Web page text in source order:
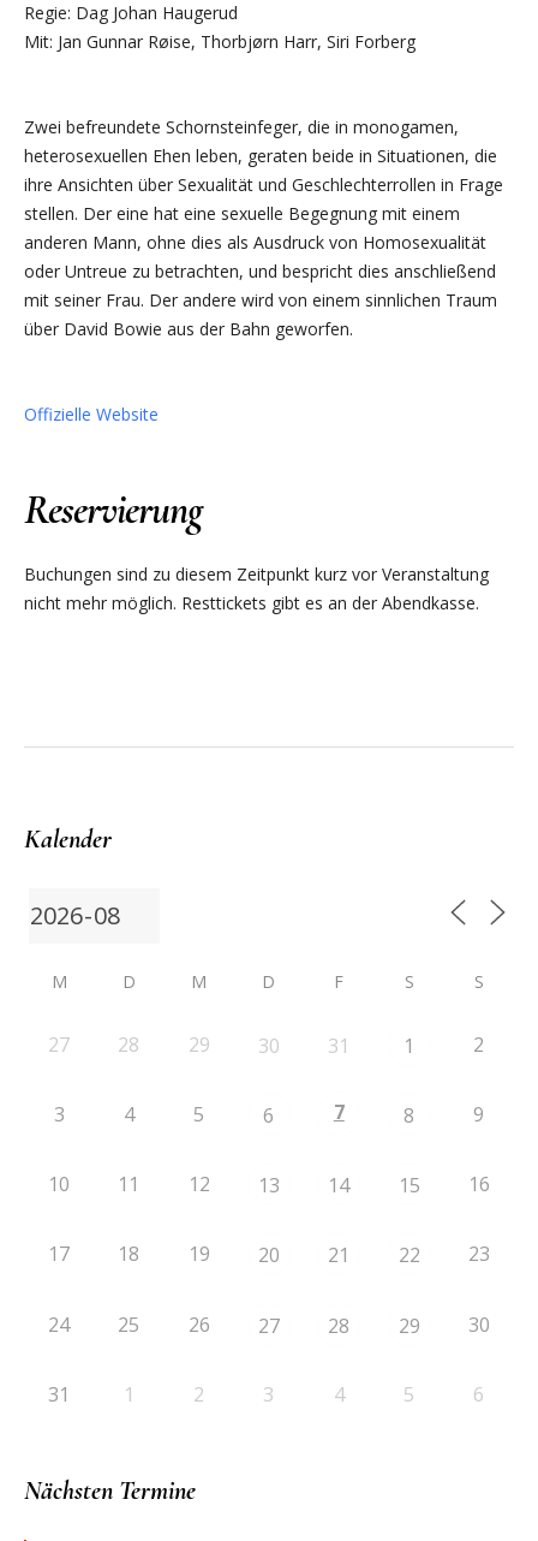
Regie: Dag Johan Haugerud
Mit: Jan Gunnar Røise, Thorbjørn Harr, Siri Forberg
Zwei befreundete Schornsteinfeger, die in monogamen,
heterosexuellen Ehen leben, geraten beide in Situationen, die
ihre Ansichten über Sexualität und Geschlechterrollen in Frage
stellen. Der eine hat eine sexuelle Begegnung mit einem
anderen Mann, ohne dies als Ausdruck von Homosexualität
oder Untreue zu betrachten, und bespricht dies anschließend
mit seiner Frau. Der andere wird von einem sinnlichen Traum
über David Bowie aus der Bahn geworfen.
Offizielle Website
Reservierung
Buchungen sind zu diesem Zeitpunkt kurz vor Veranstaltung
nicht mehr möglich. Resttickets gibt es an der Abendkasse.
Kalender
M D M D F S S
27 28 29 30 31 1 2
3 4 5 6 7 8 9
10 11 12 13 14 15 16
17 18 19 20 21 22 23
24 25 26 27 28 29 30
31 1 2 3 4 5 6
Nächsten Termine